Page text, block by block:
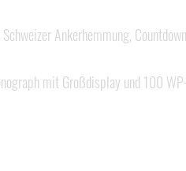
Ankerhemmung,
mit Großdisplay und 100